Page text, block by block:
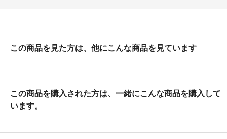
この商品を見た方は、他にこんな商品を見ています
この商品を購入された方は、一緒にこんな商品を購入して
います。